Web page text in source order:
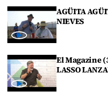
AGÜITA
NIEVES
El Magazine
LASSO